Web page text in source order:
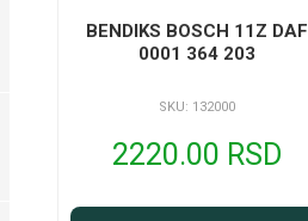
BENDIKS BOSCH 11Z DAF
0001 364 203
SKU: 132000
2220.00 RSD